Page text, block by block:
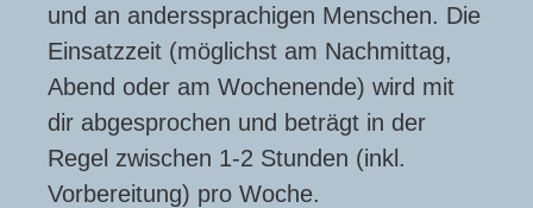
und an anderssprachigen Menschen. Die
Einsatzzeit (möglichst am Nachmittag,
Abend oder am Wochenende) wird mit
dir abgesprochen und beträgt in der
Regel zwischen 1-2 Stunden (inkl.
Vorbereitung) pro Woche.